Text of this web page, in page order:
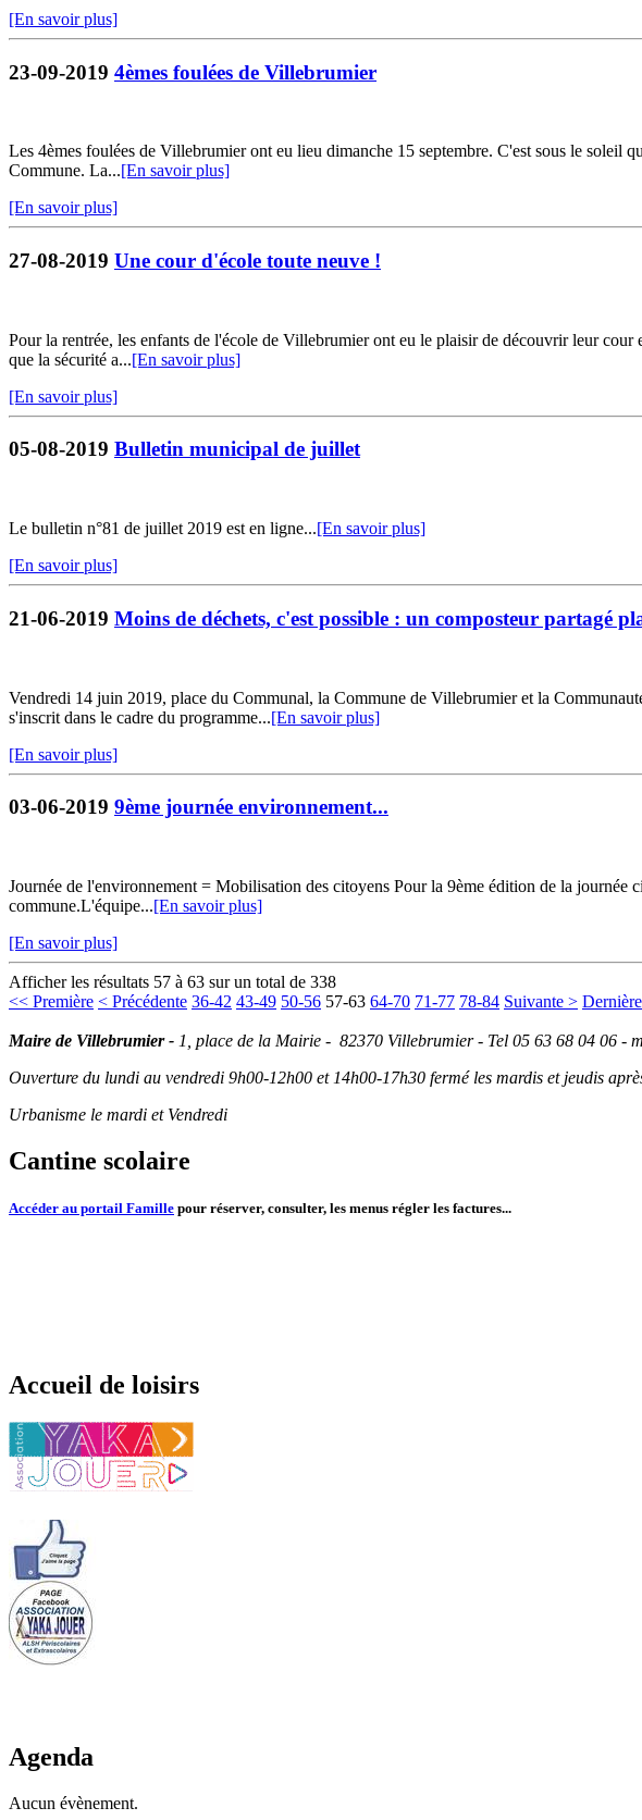
[En savoir plus]
23-09-2019 4èmes foulées de Villebrumier
Les 4èmes foulées de Villebrumier ont eu lieu dimanche 15 septembre. C'est sous le soleil
Commune. La...[En savoir plus]
[En savoir plus]
27-08-2019 Une cour d'école toute neuve !
Pour la rentrée, les enfants de l'école de Villebrumier ont eu le plaisir de découvrir leur cour
que la sécurité a...[En savoir plus]
[En savoir plus]
05-08-2019 Bulletin municipal de juillet
Le bulletin n°81 de juillet 2019 est en ligne...[En savoir plus]
[En savoir plus]
21-06-2019 Moins de déchets, c'est possible : un composteur partagé
Vendredi 14 juin 2019, place du Communal, la Commune de Villebrumier et la
s'inscrit dans le cadre du programme...[En savoir plus]
[En savoir plus]
03-06-2019 9ème journée environnement...
Journée de l'environnement = Mobilisation des citoyens Pour la 9ème édition de la
commune.L'équipe...[En savoir plus]
[En savoir plus]
Afficher les résultats 57 à 63 sur un total de 338
<< Première < Précédente 36-42 43-49 50-56 57-63 64-70 71-77 78-84 Suivante >
Maire de Villebrumier - 1, place de la Mairie - 82370 Villebrumier - Tel 05 63 68 04 06 -
Ouverture du lundi au vendredi 9h00-12h00 et 14h00-17h30 fermé les mardis et jeudis
Urbanisme le mardi et Vendredi
Cantine scolaire
Accéder au portail Famille pour réserver, consulter, les menus régler les factures...
Accueil de loisirs
Agenda
Aucun évènement.